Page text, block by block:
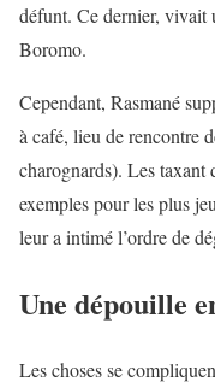
défunt. Ce dernier, vivait
Boromo.
Cependant, Rasmané
à café, lieu de rencontre
charognards). Les taxant
exemples pour les plus
leur a intimé l’ordre de
Une dépouille
Les choses se